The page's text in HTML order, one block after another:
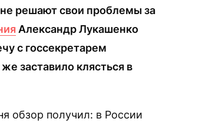
решают свои проблемы за
Александр Лукашенко
с госсекретарем
заставило клясться в
обзор получил: в России